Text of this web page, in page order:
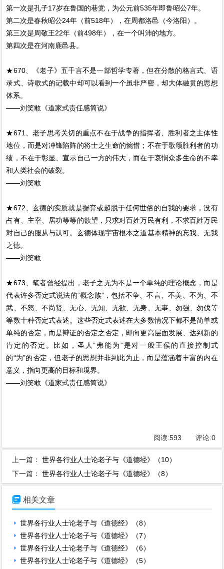
第一次是孔子17岁在鲁国的巷党，为公元前535年即鲁昭公7年。
第二次是春秋昭公24年（前518年），在周都洛邑（今洛阳）。
第三次是周敬王22年（前498年），在一个叫沛的地方。
第四次是在河南鹿邑县。
★670、《老子》五千言不是一部哲学专著，但在分散的格言式、语
录式、诗歌式的记载中却可以看到一个虽非严密，却大体融贯的思想
体系。
——刘笑敢《道家式责任感简说》
★671、老子思考关切的重点不在于战争的指挥者、胜利者之主体性
地位，而是对冲锋陷阵的将士之生命的惋惜；不在于歌颂胜利者的功
绩，不在于彰显、宣示自己一方的伟大，而在于哀悯众多生命的不幸
和人类社会的破裂。
——刘笑敢
★672、玄德的实质就是摒弃或超脱于任何世俗的自我的要求，没有
占有、主宰、居功等等的欲望，只求对百姓万民有利，不求百姓万民
对自己的服从与认可。玄德体现宇宙根本之道基本精神的忘我、无我
之德。
——刘笑敢
★673、笔者曾经提出，老子之无为不是一个单纯的理论概念，而是
代表许多否定式说法的“概念族”，包括不争、不言、不美、不为、不
武、不怒、不尚贤、无心、无知、无欲、无身、无事、勿强、勿伐等
等数十种否定式表述。这些否定式表述在大多数情况下都不是简单或
单纯的否定，而是辩证的否定之否定，即向更高层面发展、达到新的
肯定的否定。比如，圣人“弗能为”是对一般王侯的直接控制式
的“为”的否定，但老子的思想并非到此为止，而是蕴涵着丰富的内在
意义，指向更高的目标和境界。
——刘笑敢《道家式责任感简说》
阅读:593 评论:0
上一篇：世界各行业人士论老子与《道德经》（10）
下一篇：世界各行业人士论老子与《道德经》（8）
 相关文章
世界各行业人士论老子与《道德经》（8）
世界各行业人士论老子与《道德经》（7）
世界各行业人士论老子与《道德经》（6）
世界各行业人士论老子与《道德经》（5）